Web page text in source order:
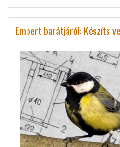
Embert barátjáról: Készíts